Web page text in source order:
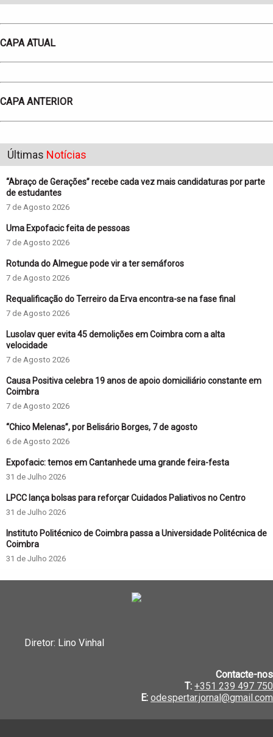
CAPA ATUAL
CAPA ANTERIOR
Últimas Notícias
“Abraço de Gerações” recebe cada vez mais candidaturas por parte
de estudantes
7 de Agosto 2026
Uma Expofacic feita de pessoas
7 de Agosto 2026
Rotunda do Almegue pode vir a ter semáforos
7 de Agosto 2026
Requalificação do Terreiro da Erva encontra-se na fase final
7 de Agosto 2026
Lusolav quer evita 45 demolições em Coimbra com a alta
velocidade
7 de Agosto 2026
Causa Positiva celebra 19 anos de apoio domiciliário constante em
Coimbra
7 de Agosto 2026
“Chico Melenas”, por Belisário Borges, 7 de agosto
6 de Agosto 2026
Expofacic: temos em Cantanhede uma grande feira-festa
31 de Julho 2026
LPCC lança bolsas para reforçar Cuidados Paliativos no Centro
31 de Julho 2026
Instituto Politécnico de Coimbra passa a Universidade Politécnica de
Coimbra
31 de Julho 2026
Diretor: Lino Vinhal
Contacte-nos
T: +351 239 497 750
E: odespertar.jornal@gmail.com